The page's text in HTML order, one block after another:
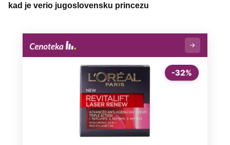
kad je verio jugoslovensku princezu